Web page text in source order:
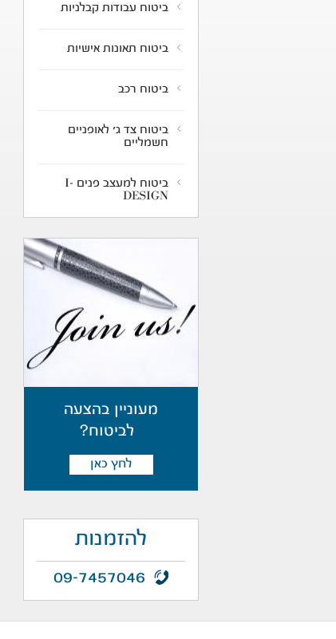
ביטוח עבודות קבלניות
ביטוח תאונות אישיות
ביטוח רכב
ביטוח צד ג' לאופניים
חשמליים
ביטוח למעצב פנים I-
DESIGN
מעוניין בהצעה
לביטוח?
לחץ כאן
להזמנות
09-7457046